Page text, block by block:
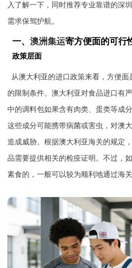
入了解一下，同时推荐专业靠谱的深圳
需求保驾护航。
一、 澳洲集运寄方便面的可行
政策层面
从澳大利亚的进口政策来看，方便
的限制条件。澳大利亚对食品进口有
中的调料包如果含有肉类、蛋类等成
这些成分可能携带病菌或害虫，对澳
造成威胁。根据澳大利亚海关的规定
品需要提供相关的检疫证明。不过，
素食的，一般可以较为顺利地通过海关